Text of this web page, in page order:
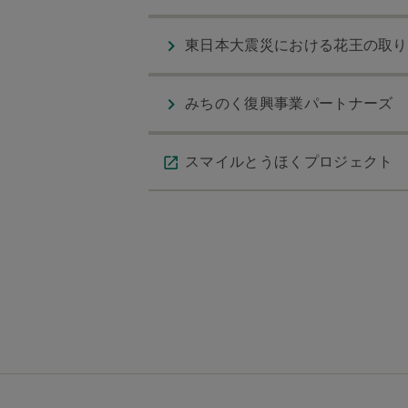
東日本大震災における花王の取
みちのく復興事業パートナーズ
スマイルとうほくプロジェクト